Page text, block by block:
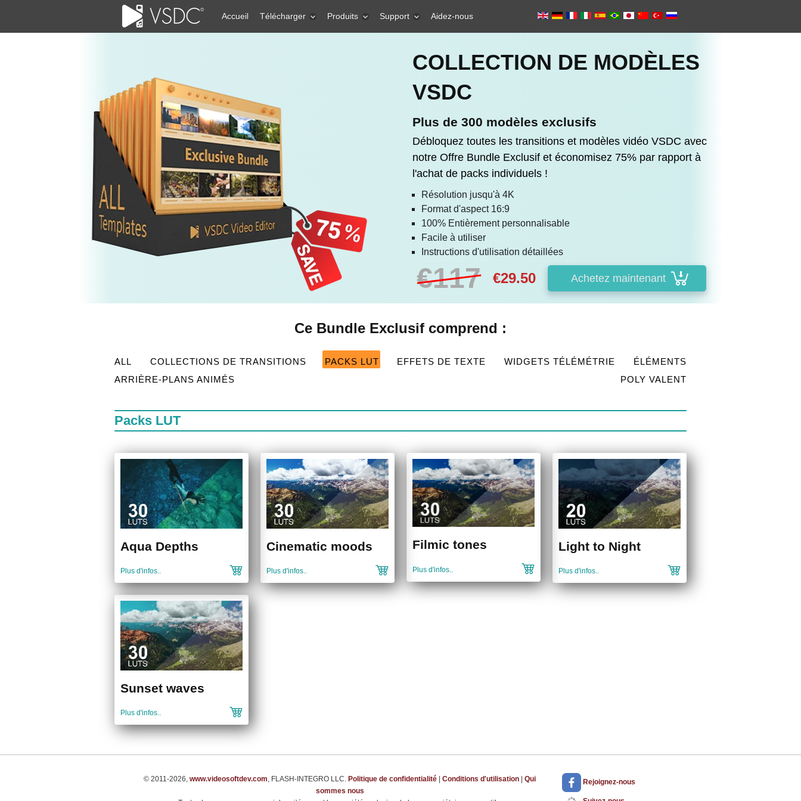
Accueil Télécharger Produits Support Aidez-nous
COLLECTION DE MODÈLES
VSDC
Plus de 300 modèles exclusifs
Débloquez toutes les transitions et modèles vidéo VSDC avec
notre Offre Bundle Exclusif et économisez 75% par rapport à
l'achat de packs individuels !
Résolution jusqu'à 4K
Format d'aspect 16:9
100% Entièrement personnalisable
Facile à utiliser
Instructions d'utilisation détaillées
€117 €29.50 Achetez maintenant
Ce Bundle Exclusif comprend :
ALL COLLECTIONS DE TRANSITIONS PACKS LUT EFFETS DE TEXTE WIDGETS TÉLÉMÉTRIE
ÉLÉMENTS
ARRIÈRE-PLANS ANIMÉS
POLY VALENT
Packs LUT
Aqua Depths
Plus d'infos..
Cinematic moods
Plus d'infos..
Filmic tones
Plus d'infos..
Light to Night
Plus d'infos..
Sunset waves
Plus d'infos..
Rejoignez-nous
© 2011-2026, www.videosoftdev.com, FLASH-INTEGRO LLC. Politique de confidentialité Conditions d'utilisation
Qui
sommes nous